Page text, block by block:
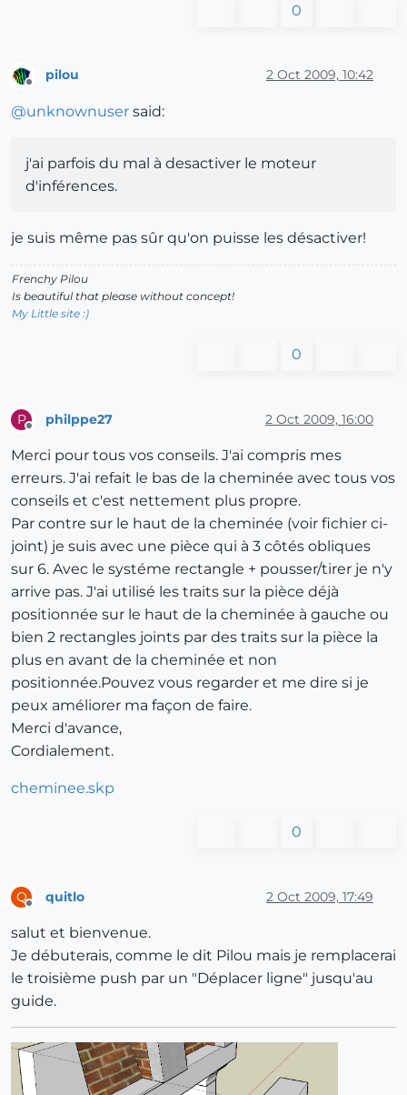
0
pilou 2 Oct 2009, 10:42
@unknownuser said:
j'ai parfois du mal à desactiver le moteur
d'inférences.
je suis même pas sûr qu'on puisse les désactiver!
Frenchy Pilou
Is beautiful that please without concept!
My Little site :)
0
P philppe27 2 Oct 2009, 16:00
Merci pour tous vos conseils. J'ai compris mes
erreurs. J'ai refait le bas de la cheminée avec tous vos
conseils et c'est nettement plus propre.
Par contre sur le haut de la cheminée (voir fichier ci-
joint) je suis avec une pièce qui à 3 côtés obliques
sur 6. Avec le systéme rectangle + pousser/tirer je n'y
arrive pas. J'ai utilisé les traits sur la pièce déjà
positionnée sur le haut de la cheminée à gauche ou
bien 2 rectangles joints par des traits sur la pièce la
plus en avant de la cheminée et non
positionnée.Pouvez vous regarder et me dire si je
peux améliorer ma façon de faire.
Merci d'avance,
Cordialement.
cheminee.skp
0
Q quitlo 2 Oct 2009, 17:49
salut et bienvenue.
Je débuterais, comme le dit Pilou mais je remplacerai
le troisième push par un "Déplacer ligne" jusqu'au
guide.